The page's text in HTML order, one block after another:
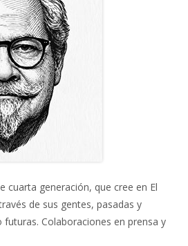
cuarta generación, que cree en El
de sus gentes, pasadas y
Colaboraciones en prensa y